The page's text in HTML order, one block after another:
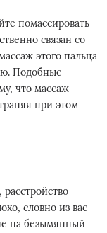
помассировать
связан со
этого пальца
Подобные
что массаж
при этом
словно из вас
на безымянный